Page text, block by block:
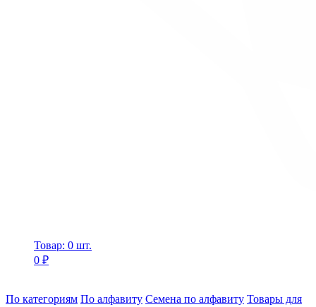
Товар: 0 шт.
0 ₽
По категориям По алфавиту Семена по алфавиту Товары для